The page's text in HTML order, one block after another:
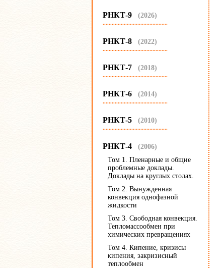
РНКТ-9 (2026)
...........................................
РНКТ-8 (2022)
...........................................
РНКТ-7 (2018)
...........................................
РНКТ-6 (2014)
...........................................
РНКТ-5 (2010)
...........................................
РНКТ-4 (2006)
Том 1. Пленарные и общие
проблемные доклады.
Доклады на круглых столах.
Том 2. Вынужденная
конвекция однофазной
жидкости
Том 3. Свободная конвекция.
Тепломассообмен при
химических превращениях
Том 4. Кипение, кризисы
кипения, закризисный
теплообмен